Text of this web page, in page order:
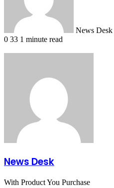
News Desk
0 33 1 minute read
News Desk
With Product You Purchase